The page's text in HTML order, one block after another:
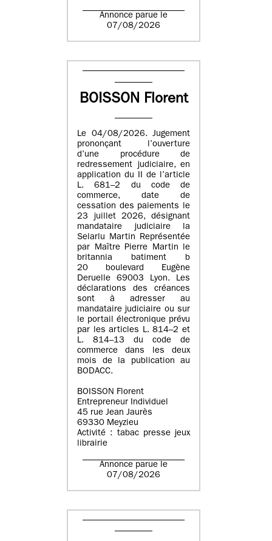
Annonce parue le
07/08/2026
BOISSON Florent
Le 04/08/2026. Jugement
prononçant l’ouverture
d’une procédure de
redressement judiciaire, en
application du II de l’article
L. 681–2 du code de
commerce, date de
cessation des paiements le
23 juillet 2026, désignant
mandataire judiciaire la
Selarlu Martin Représentée
par Maître Pierre Martin le
britannia batiment b
20 boulevard Eugène
Deruelle 69003 Lyon. Les
déclarations des créances
sont à adresser au
mandataire judiciaire ou sur
le portail électronique prévu
par les articles L. 814–2 et
L. 814–13 du code de
commerce dans les deux
mois de la publication au
BODACC.
BOISSON Florent
Entrepreneur Individuel
45 rue Jean Jaurès
69330 Meyzieu
Activité : tabac presse jeux
librairie
Annonce parue le
07/08/2026